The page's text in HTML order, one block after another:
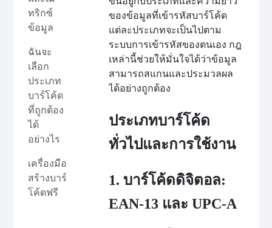
ทริกซ์
ข้อมูล
ฉันจะ
เลือก
ประเภท
บาร์โค้ด
ที่ถูกต้อง
ได้
อย่างไร
เครื่องมือ
สร้างบาร์
โค้ดฟรี
ของข้อมูลที่เข้ารหัสบาร์โค้ด
แต่ละประเภทจะเป็นไปตาม
ระบบการเข้ารหัสของตนเอง กฎ
เหล่านี้ช่วยให้มั่นใจได้ว่าข้อมูล
สามารถสแกนและประมวลผล
ได้อย่างถูกต้อง
ประเภทบาร์โค้ด
ทั่วไปและการใช้งาน
1. บาร์โค้ดดิจิตอล:
EAN-13 และ UPC-A